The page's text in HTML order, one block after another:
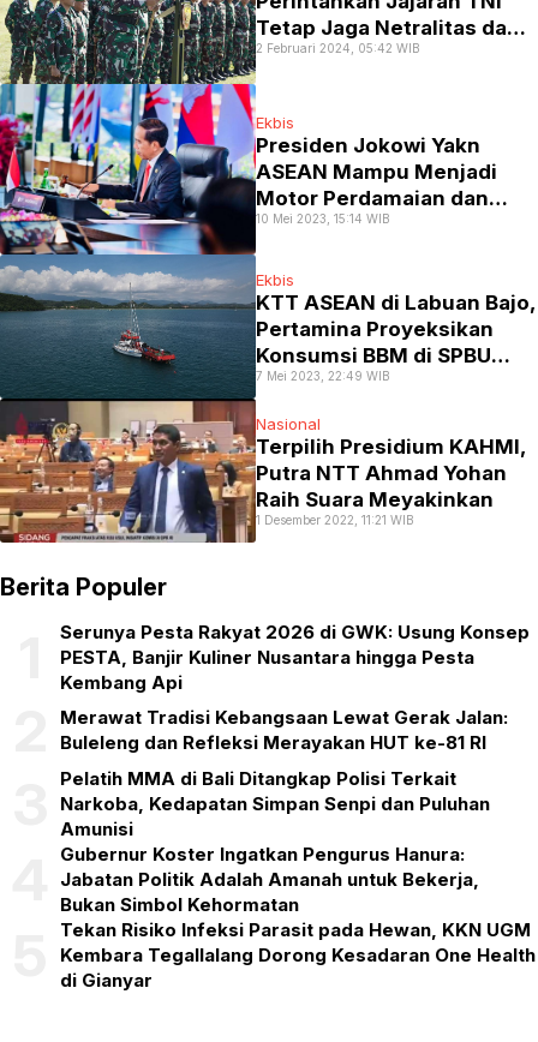
Tetap Jaga Netralitas dan
Pemilu Damai
2 Februari 2024, 05:42 WIB
Ekbis
Presiden Jokowi Yakn
ASEAN Mampu Menjadi
Motor Perdamaian dan
Pertumbuhan di Dunia
10 Mei 2023, 15:14 WIB
Ekbis
KTT ASEAN di Labuan Bajo,
Pertamina Proyeksikan
Konsumsi BBM di SPBU
Melonjak 30 Persen
7 Mei 2023, 22:49 WIB
Nasional
Terpilih Presidium KAHMI,
Putra NTT Ahmad Yohan
Raih Suara Meyakinkan
1 Desember 2022, 11:21 WIB
Berita Populer
Serunya Pesta Rakyat 2026 di GWK: Usung Konsep
PESTA, Banjir Kuliner Nusantara hingga Pesta
Kembang Api
Merawat Tradisi Kebangsaan Lewat Gerak Jalan:
Buleleng dan Refleksi Merayakan HUT ke-81 RI
Pelatih MMA di Bali Ditangkap Polisi Terkait
Narkoba, Kedapatan Simpan Senpi dan Puluhan
Amunisi
Gubernur Koster Ingatkan Pengurus Hanura:
Jabatan Politik Adalah Amanah untuk Bekerja,
Bukan Simbol Kehormatan
Tekan Risiko Infeksi Parasit pada Hewan, KKN UGM
Kembara Tegallalang Dorong Kesadaran One Health
di Gianyar